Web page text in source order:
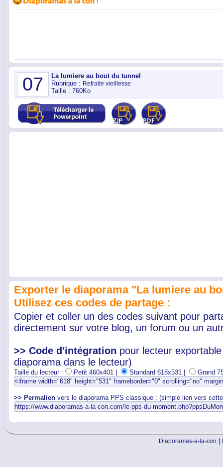
07
La lumiere au bout du tunnel
Rubrique : Retraite vieillesse
Taille : 760Ko
Exporter le diaporama "La lumiere au
Utilisez ces codes de partage :
Copier et coller un des codes suivant pour
directement sur votre blog, un forum ou un
>> Code d'intégration pour lecteur
diaporama dans le lecteur)
Taille du lecteur : Petit 460x401 | Standard 618x531 | Grand
>> Permalien vers le diaporama PPS classique : (simple lien vers
Diaporamas-a-la-con